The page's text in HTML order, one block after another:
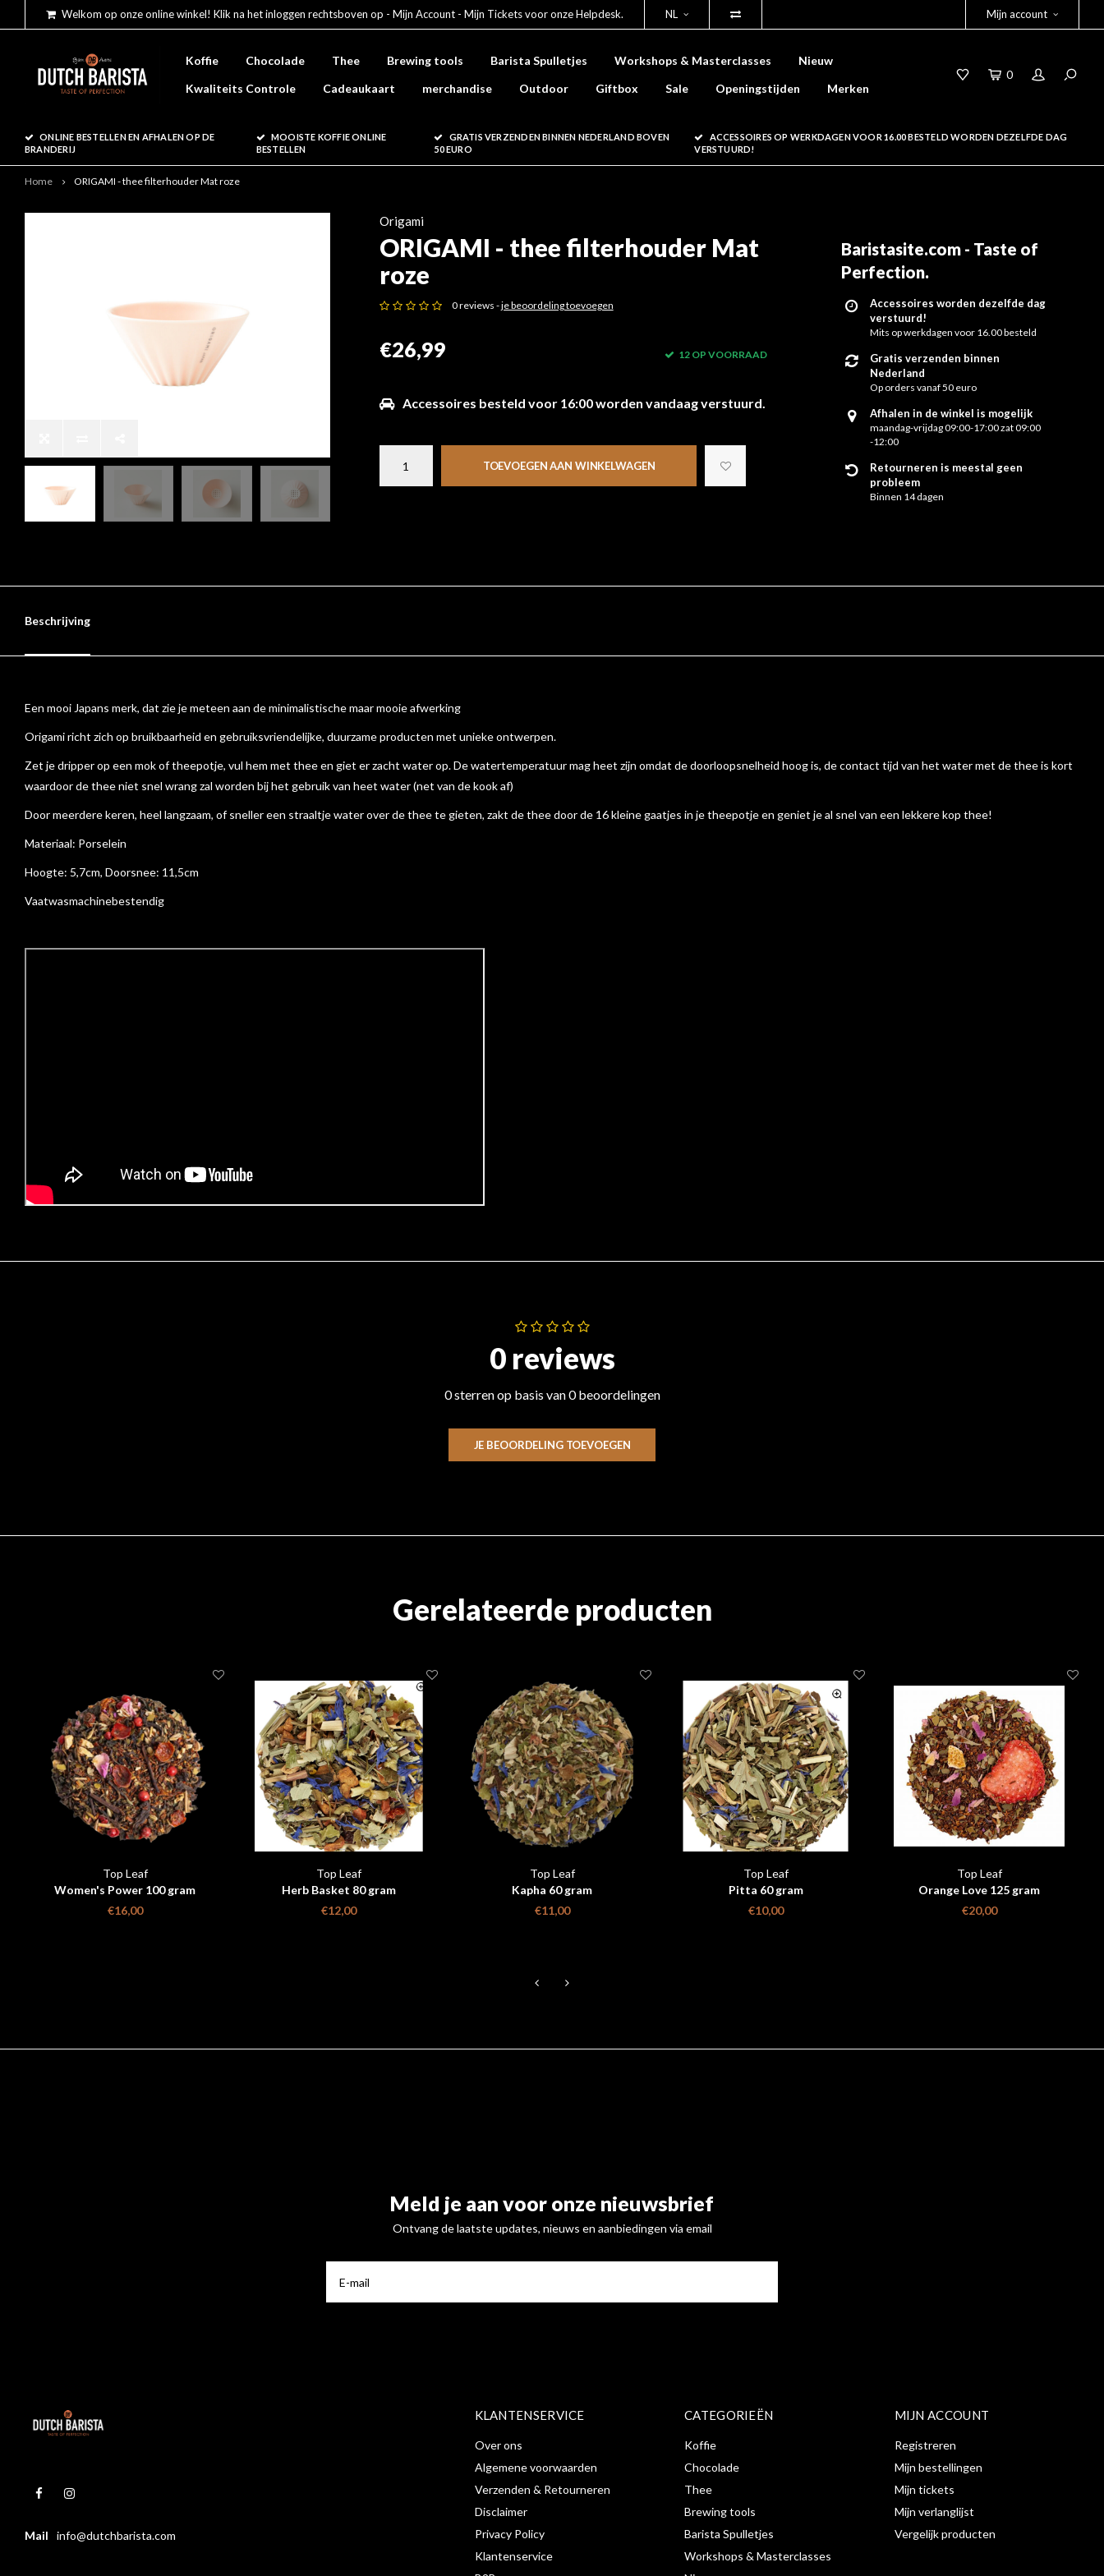
Welkom op onze online winkel! Klik na het inloggen rechtsboven op - Mijn Account - Mijn Tickets voor onze Helpdesk. NL Mijn account
Koffie Chocolade Thee Brewing tools Barista Spulletjes Workshops & Masterclasses
Nieuw
Kwaliteits Controle
Cadeaukaart merchandise Outdoor Giftbox Sale Openingstijden Merken
0
ONLINE BESTELLEN EN AFHALEN OP DE
BRANDERIJ
MOOISTE KOFFIE ONLINE
BESTELLEN
GRATIS VERZENDEN BINNEN NEDERLAND BOVEN
50 EURO
ACCESSOIRES OP WERKDAGEN VOOR 16.00 BESTELD WORDEN DEZELFDE DAG
VERSTUURD!
Home ORIGAMI - thee filterhouder Mat roze
Origami
ORIGAMI - thee filterhouder Mat
roze
0 reviews -je beoordeling toevoegen
€26,99 12 OP VOORRAAD
Accessoires besteld voor 16:00 worden vandaag verstuurd.
TOEVOEGEN AAN WINKELWAGEN
Baristasite.com - Taste of
Perfection.
Accessoires worden dezelfde dag
verstuurd!
Mits op werkdagen voor 16.00 besteld
Gratis verzenden binnen
Nederland
Op orders vanaf 50 euro
Afhalen in de winkel is mogelijk
maandag-vrijdag 09:00-17:00 zat 09:00
-12:00
Retourneren is meestal geen
probleem
Binnen 14 dagen
Beschrijving
Een mooi Japans merk, dat zie je meteen aan de minimalistische maar mooie afwerking
Origami richt zich op bruikbaarheid en gebruiksvriendelijke, duurzame producten met unieke ontwerpen.
Zet je dripper op een mok of theepotje, vul hem met thee en giet er zacht water op. De watertemperatuur mag heet zijn omdat de doorloopsnelheid hoog is, de contact tijd van het water met de thee is kort
waardoor de thee niet snel wrang zal worden bij het gebruik van heet water (net van de kook af)
Door meerdere keren, heel langzaam, of sneller een straaltje water over de thee te gieten, zakt de thee door de 16 kleine gaatjes in je theepotje en geniet je al snel van een lekkere kop thee!
Materiaal: Porselein
Hoogte: 5,7cm, Doorsnee: 11,5cm
Vaatwasmachinebestendig
0 reviews
0 sterren op basis van 0 beoordelingen
JE BEOORDELING TOEVOEGEN
Gerelateerde producten
Top Leaf
Women's Power 100 gram
€16,00
Top Leaf
Herb Basket 80 gram
€12,00
Top Leaf
Kapha 60 gram
€11,00
Top Leaf
Pitta 60 gram
€10,00
Top Leaf
Orange Love 125 gram
€20,00
Meld je aan voor onze nieuwsbrief
Ontvang de laatste updates, nieuws en aanbiedingen via email
Mail info@dutchbarista.com
KLANTENSERVICE
Over ons
Algemene voorwaarden
Verzenden & Retourneren
Disclaimer
Privacy Policy
Klantenservice
CATEGORIEËN
Koffie
Chocolade
Thee
Brewing tools
Barista Spulletjes
Workshops & Masterclasses
MIJN ACCOUNT
Registreren
Mijn bestellingen
Mijn tickets
Mijn verlanglijst
Vergelijk producten